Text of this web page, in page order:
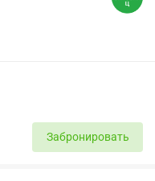
Забронировать